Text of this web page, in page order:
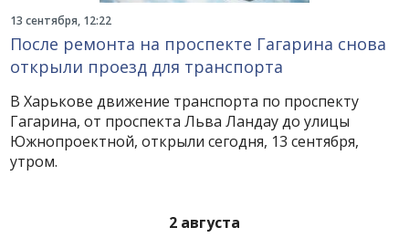
13 сентября, 12:22
После ремонта на проспекте Гагарина снова
открыли проезд для транспорта
В Харькове движение транспорта по проспекту
Гагарина, от проспекта Льва Ландау до улицы
Южнопроектной, открыли сегодня, 13 сентября,
утром.
2 августа